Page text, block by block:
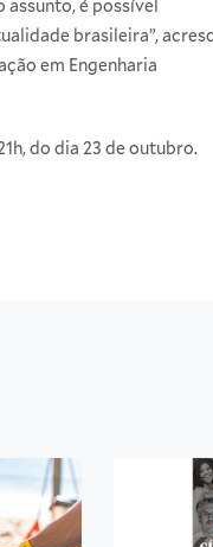
é possível
brasileira”,
em Engenharia
do dia 23 de outubro.